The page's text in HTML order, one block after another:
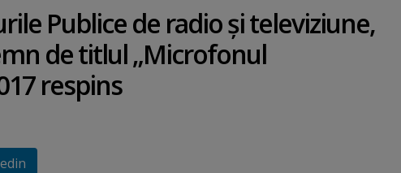
Publice de radio şi televiziune,
de titlul „Microfonul
respins